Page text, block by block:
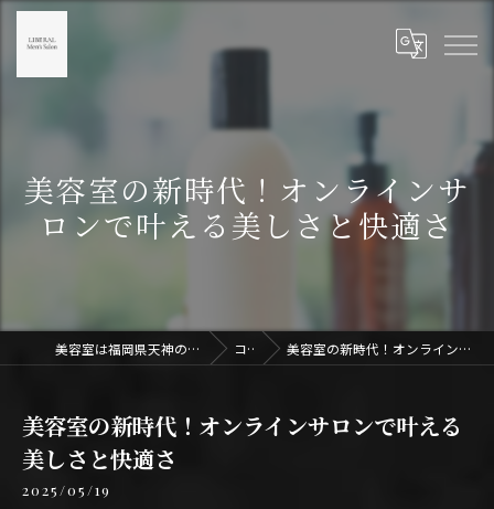
美容室の新時代！オンラインサ
ロンで叶える美しさと快適さ
美容室は福岡県天神のLIBERAL Men's Salon天神 コラム 美容室の新時代！オンラインサロンで叶える美しさと快適さ
美容室の新時代！オンラインサロンで叶える
美しさと快適さ
2025/05/19